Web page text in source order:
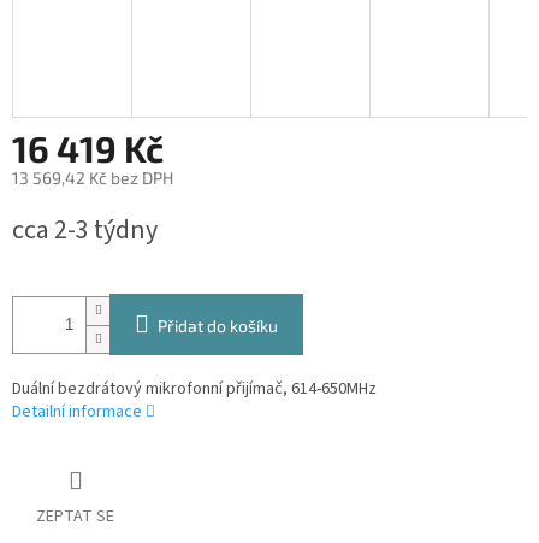
16 419 Kč
13 569,42 Kč bez DPH
cena:
cca 2-3 týdny
Přidat do košíku
Duální bezdrátový mikrofonní přijímač, 614-650MHz
Detailní informace
ZEPTAT SE